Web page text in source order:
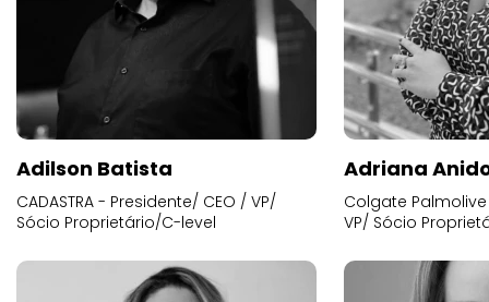
Adilson Batista
CADASTRA - Presidente/ CEO / VP/
Sócio Proprietário/C-level
Adriana
Colgate
VP/ Sócio